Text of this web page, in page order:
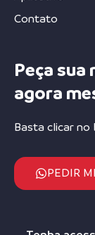
Contato
Peça sua
agora
Basta clicar no
PEDIR